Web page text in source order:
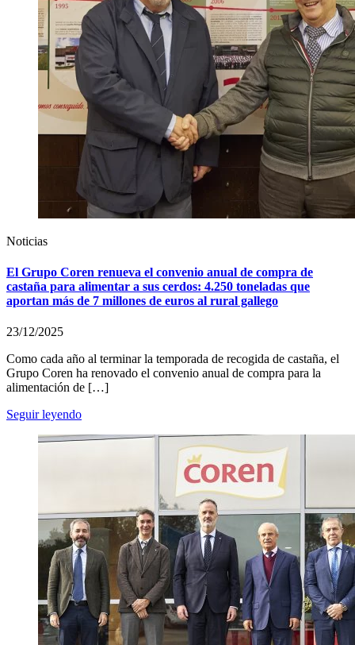
Noticias
El Grupo Coren renueva el convenio anual de compra de
castaña para alimentar a sus cerdos: 4.250 toneladas que
aportan más de 7 millones de euros al rural gallego
23/12/2025
Como cada año al terminar la temporada de recogida de castaña, el
Grupo Coren ha renovado el convenio anual de compra para la
alimentación de […]
Seguir leyendo